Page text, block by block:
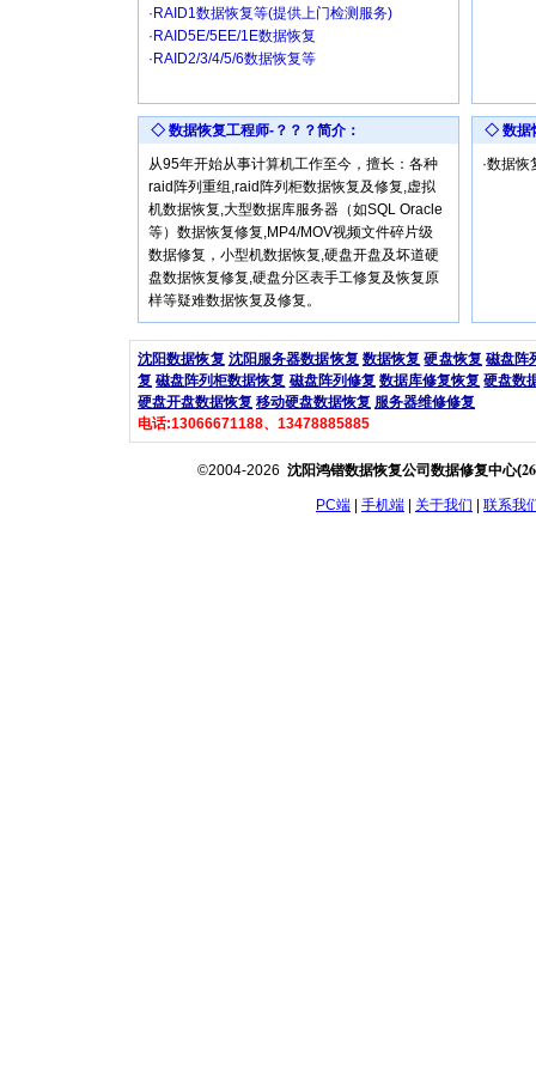
·RAID1数据恢复等(提供上门检测服务)
·RAID5E/5EE/1E数据恢复
·RAID2/3/4/5/6数据恢复等
◇ 数据恢复工程师-？？？简介：
从95年开始从事计算机工作至今，擅长：各种
raid阵列重组,raid阵列柜数据恢复及修复,虚拟
机数据恢复,大型数据库服务器（如SQL Oracle
等）数据恢复修复,MP4/MOV视频文件碎片级
数据修复，小型机数据恢复,硬盘开盘及坏道硬
盘数据恢复修复,硬盘分区表手工修复及恢复原
样等疑难数据恢复及修复。
◇ 数据
·数据
沈阳数据恢复 沈阳服务器数据恢复 数据恢复 硬盘恢复 磁盘阵
复 磁盘阵列柜数据恢复 磁盘阵列修复 数据库修复恢复 硬盘数
硬盘开盘数据恢复 移动硬盘数据恢复 服务器维修修复
电话:13066671188、13478885885
©2004-2026 沈阳鸿锴数据恢复公司数据修复中心(
PC端 手机端 关于我们 联系我